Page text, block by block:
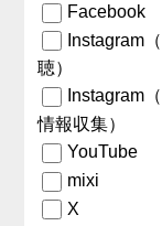
Facebook
Instagram
聴）
Instagram
情報収集）
YouTube
mixi
X